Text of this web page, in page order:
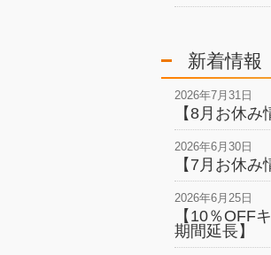
新着情報
2026年7月31日
【8月お休み
2026年6月30日
【7月お休み
2026年6月25日
【10％OFF
期間延長】